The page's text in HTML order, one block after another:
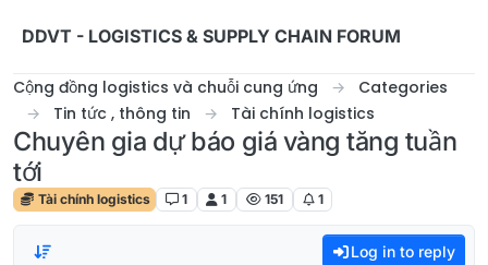
DDVT - LOGISTICS & SUPPLY CHAIN FORUM
Cộng đồng logistics và chuỗi cung ứng
Categories
Tin tức , thông tin
Tài chính logistics
Chuyên gia dự báo giá vàng tăng tuần
tới
Tài chính logistics 1 1 151 1
Log in to reply